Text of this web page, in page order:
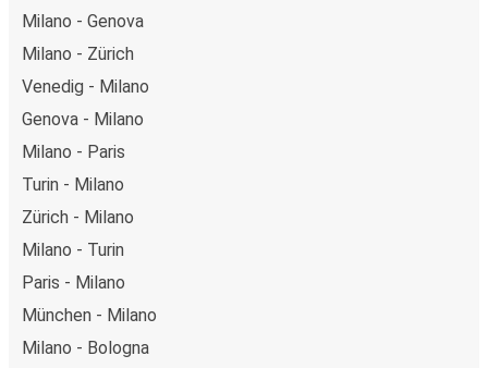
Milano - Genova
Milano - Zürich
Venedig - Milano
Genova - Milano
Milano - Paris
Turin - Milano
Zürich - Milano
Milano - Turin
Paris - Milano
München - Milano
Milano - Bologna